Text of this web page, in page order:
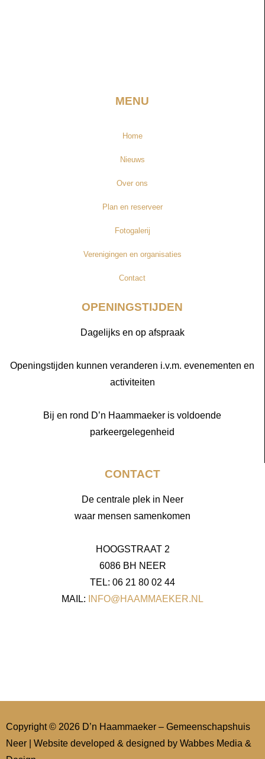
MENU
Home
Nieuws
Over ons
Plan en reserveer
Fotogalerij
Verenigingen en organisaties
Contact
OPENINGSTIJDEN
Dagelijks en op afspraak
Openingstijden kunnen veranderen i.v.m. evenementen en
activiteiten
Bij en rond D’n Haammaeker is voldoende
parkeergelegenheid
CONTACT
De centrale plek in Neer
waar mensen samenkomen
HOOGSTRAAT 2
6086 BH NEER
TEL: 06 21 80 02 44
MAIL:
INFO@HAAMMAEKER.NL
Copyright © 2026 D’n Haammaeker – Gemeenschapshuis
Neer | Website developed & designed by Wabbes Media &